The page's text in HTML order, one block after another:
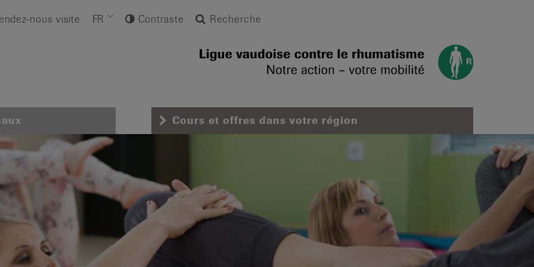
nous visite FR Contraste Recherche
Cours et offres dans votre région